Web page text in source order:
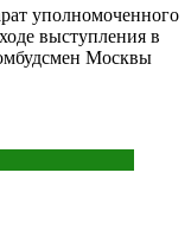
уполномоченного
выступления в
Москвы